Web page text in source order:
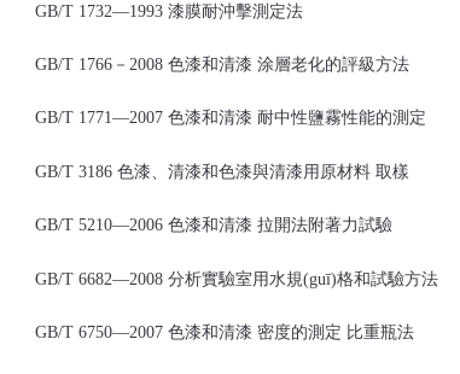
GB/T 1732—1993 漆膜耐沖擊測定法
GB/T 1766－2008 色漆和清漆 涂層老化的評級方法
GB/T 1771—2007 色漆和清漆 耐中性鹽霧性能的測定
GB/T 3186 色漆、清漆和色漆與清漆用原材料 取樣
GB/T 5210—2006 色漆和清漆 拉開法附著力試驗
GB/T 6682—2008 分析實驗室用水規(guī)格和試驗方法
GB/T 6750—2007 色漆和清漆 密度的測定 比重瓶法